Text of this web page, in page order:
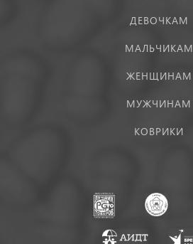
ДЕВОЧКАМ
МАЛЬЧИКАМ
ЖЕНЩИНАМ
МУЖЧИНАМ
КОВРИКИ